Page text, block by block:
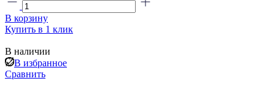
В корзину
Купить в 1 клик
В наличии
В избранное
Сравнить